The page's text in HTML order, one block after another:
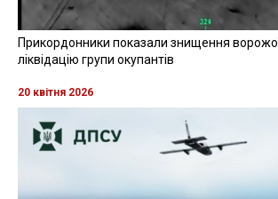
Прикордонники показали знищення ворожої
ліквідацію групи окупантів
20 квітня 2026